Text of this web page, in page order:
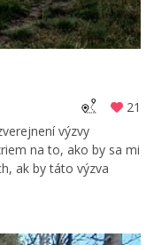
21
výzvy
na to, ako by sa mi
ak by táto výzva